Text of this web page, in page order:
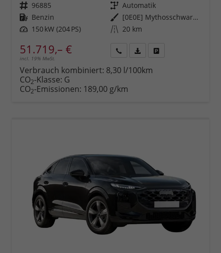
Fahrzeugnr. 96885 Getriebe Automatik
Kraftstoff Benzin Außenfarbe
[0E0E] Mythosschwarz Metallic
Leistung 150 kW (204 PS) Kilometerstand 20 km
51.719,– €
incl. 19% MwSt.
anfordern
Datei,
Verbrauch kombiniert: 8,30 l/100km
CO2-Klasse: G
CO2-Emissionen: 189,00 g/km